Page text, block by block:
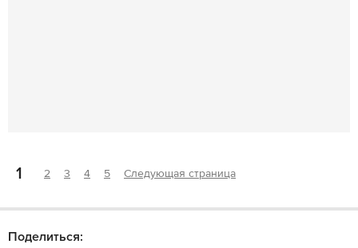
1 2 3 4 5 Следующая страница
Поделиться: